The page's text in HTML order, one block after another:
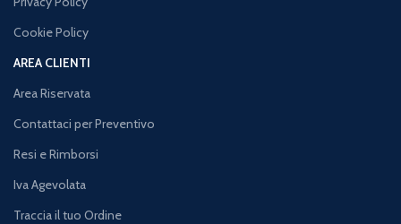
Cookie Policy
AREA CLIENTI
Area Riservata
Contattaci per Preventivo
Resi e Rimborsi
Iva Agevolata
Traccia il tuo Ordine